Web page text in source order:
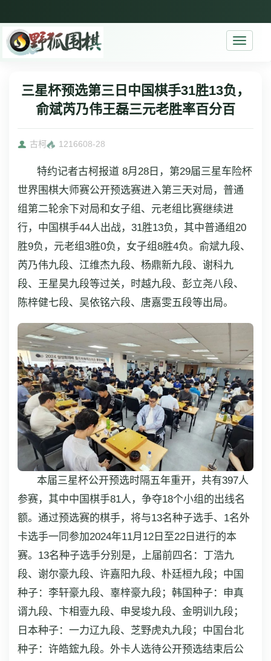
Toggle
三星杯预选第三日中国棋手31胜13负，
俞斌芮乃伟王磊三元老胜率百分百
古柯 1216608-28
特约记者古柯报道 8月28日，第29届三星车险杯
世界围棋大师赛公开预选赛进入第三天对局，普通
组第二轮余下对局和女子组、元老组比赛继续进
行，中国棋手44人出战，31胜13负，其中普通组20
胜9负，元老组3胜0负，女子组8胜4负。俞斌九段、
芮乃伟九段、江维杰九段、杨鼎新九段、谢科九
段、王星昊九段等过关，时越九段、彭立尧八段、
陈梓健七段、吴依铭六段、唐嘉雯五段等出局。
本届三星杯公开预选时隔五年重开，共有397人
参赛，其中中国棋手81人，争夺18个小组的出线名
额。通过预选赛的棋手，将与13名种子选手、1名外
卡选手一同参加2024年11月12日至22日进行的本
赛。13名种子选手分别是，上届前四名：丁浩九
段、谢尔豪九段、许嘉阳九段、朴廷桓九段；中国
种子：李轩豪九段、辜梓豪九段；韩国种子：申真
谞九段、卞相壹九段、申旻埈九段、金明训九段；
日本种子：一力辽九段、芝野虎丸九段；中国台北
种子：许皓鋐九段。外卡人选待公开预选结束后公